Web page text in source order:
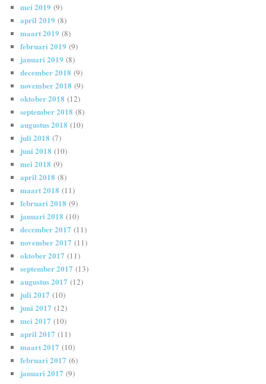
mei 2019 (9)
april 2019 (8)
maart 2019 (8)
februari 2019 (9)
januari 2019 (8)
december 2018 (9)
november 2018 (9)
oktober 2018 (12)
september 2018 (8)
augustus 2018 (10)
juli 2018 (7)
juni 2018 (10)
mei 2018 (9)
april 2018 (8)
maart 2018 (11)
februari 2018 (9)
januari 2018 (10)
december 2017 (11)
november 2017 (11)
oktober 2017 (11)
september 2017 (13)
augustus 2017 (12)
juli 2017 (10)
juni 2017 (12)
mei 2017 (10)
april 2017 (11)
maart 2017 (10)
februari 2017 (6)
januari 2017 (9)